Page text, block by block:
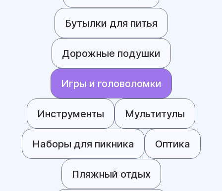
Бутылки для питья
Дорожные подушки
Игры и головоломки
Инструменты Мультитулы
Наборы для пикника Оптика
Пляжный отдых